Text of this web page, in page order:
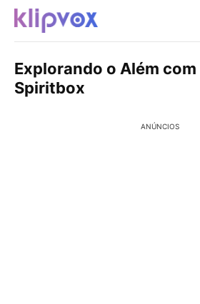
Explorando o Além
Spiritbox
ANÚNCIOS